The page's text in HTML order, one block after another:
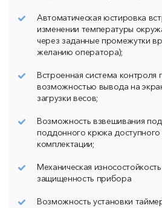
Автоматическая юстировка
изменении температуры
через заданные промежутки
желанию оператора);
Встроенная система контроля
возможностью вывода на
загрузки весов;
Возможность взвешивания
поддонного крюка доступного
комплектации;
Механическая
защищенность прибора
Возможность установки